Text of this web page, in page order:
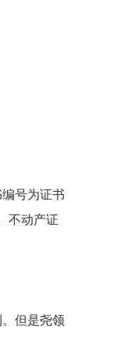
号为证书
不动产证
但是尧领